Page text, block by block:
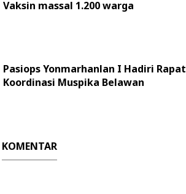
Vaksin massal 1.200 warga
Pasiops Yonmarhanlan I Hadiri Rapat
Koordinasi Muspika Belawan
KOMENTAR